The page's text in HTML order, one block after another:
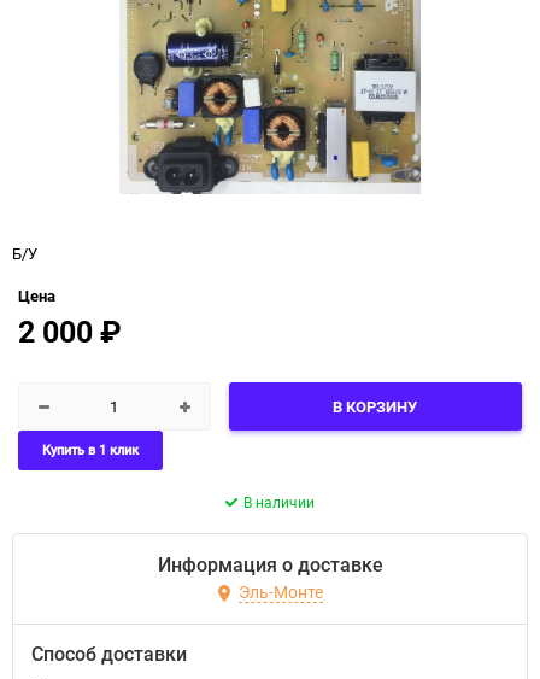
Б/У
Цена
2 000₽
В КОРЗИНУ
Купить в 1 клик
В наличии
Информация о доставке
Эль-Монте
Способ доставки